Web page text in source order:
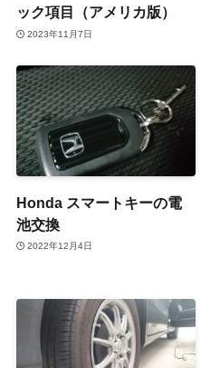
ック項目（アメリカ版）
2023年11月7日
Honda スマートキーの電
池交換
2022年12月4日